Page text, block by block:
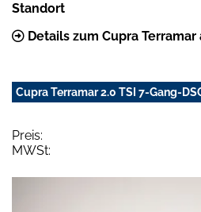
Standort
Details zum Cupra Terramar
Cupra Terramar 2.0 TSI 7-Gang-
Preis:
MWSt: